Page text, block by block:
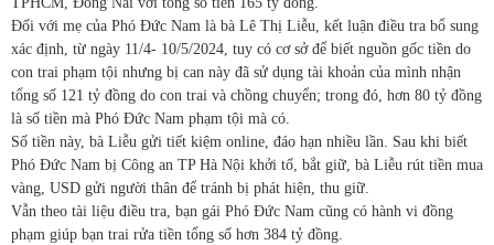
Đối với mẹ của Phó Đức Nam là bà Lê Thị Liễu, kết luận điều tra bổ sung
xác định, từ ngày 11/4- 10/5/2024, tuy có cơ sở để biết nguồn gốc tiền do
con trai phạm tội nhưng bị can này đã sử dụng tài khoản của mình nhận
tổng số 121 tỷ đồng do con trai và chồng chuyển; trong đó, hơn 80 tỷ đồng
là số tiền mà Phó Đức Nam phạm tội mà có.
Số tiền này, bà Liễu gửi tiết kiệm online, đáo hạn nhiều lần. Sau khi biết
Phó Đức Nam bị Công an TP Hà Nội khởi tố, bắt giữ, bà Liễu rút tiền mua
vàng, USD gửi người thân để tránh bị phát hiện, thu giữ.
Vẫn theo tài liệu điều tra, bạn gái Phó Đức Nam cũng có hành vi đồng
phạm giúp bạn trai rửa tiền tổng số hơn 384 tỷ đồng.